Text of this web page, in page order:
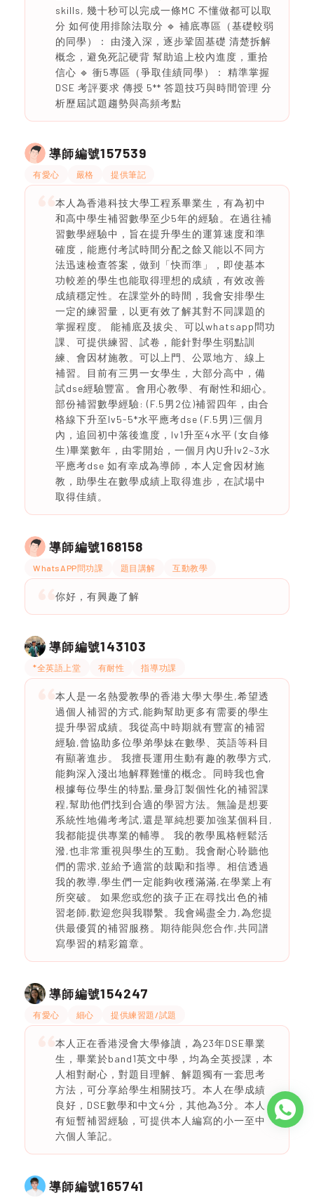
skills, 幾十秒可以完成一條MC 不懂做都可以取
分 如何使用排除法取分 🔹 補底專區（基礎較弱
的同學）： 由淺入深，逐步鞏固基礎 清楚拆解
概念，避免死記硬背 幫助追上校內進度，重拾
信心 🔹 衝5專區（爭取佳績同學）： 精準掌握
DSE 考評要求 傳授 5** 答題技巧與時間管理 分
析歷屆試題趨勢與高頻考點
導師編號157539
有愛心 嚴格 提供筆記
本人為香港科技大學工程系畢業生，有為初中
和高中學生補習數學至少5年的經驗。在過往補
習數學經驗中，旨在提升學生的運算速度和準
確度，能應付考試時間分配之餘又能以不同方
法迅速檢查答案，做到「快而準」，即使基本
功較差的學生也能取得理想的成績，有效改善
成績穩定性。在課堂外的時間，我會安排學生
一定的練習量，以更有效了解其對不同課題的
掌握程度。 能補底及拔尖、可以whatsapp問功
課、可提供練習、試卷，能針對學生弱點訓
練、會因材施教。可以上門、公眾地方、線上
補習。目前有三男一女學生，大部分高中，備
試dse經驗豐富。會用心教學、有耐性和細心。
部份補習數學經驗: (F.5男2位)補習四年，由合
格線下升至lv5-5*水平應考dse (F.5男)三個月
內，追回初中落後進度，lv1升至4水平 (女自修
生)畢業數年，由零開始，一個月內U升lv2~3水
平應考dse 如有幸成為導師，本人定會因材施
教，助學生在數學成績上取得進步，在試場中
取得佳績。
導師編號168158
WhatsAPP問功課 題目講解 互動教學
你好，有興趣了解
導師編號143103
*全英語上堂 有耐性 指導功課
本人是一名熱愛教學的香港大學大學生,希望透
過個人補習的方式,能夠幫助更多有需要的學生
提升學習成績。我從高中時期就有豐富的補習
經驗,曾協助多位學弟學妹在數學、英語等科目
有顯著進步。 我擅長運用生動有趣的教學方式,
能夠深入淺出地解釋難懂的概念。同時我也會
根據每位學生的特點,量身訂製個性化的補習課
程,幫助他們找到合適的學習方法。無論是想要
系統性地備考考試,還是單純想要加強某個科目,
我都能提供專業的輔導。 我的教學風格輕鬆活
潑,也非常重視與學生的互動。我會耐心聆聽他
們的需求,並給予適當的鼓勵和指導。相信透過
我的教導,學生們一定能夠收穫滿滿,在學業上有
所突破。 如果您或您的孩子正在尋找出色的補
習老師,歡迎您與我聯繫。我會竭盡全力,為您提
供最優質的補習服務。期待能與您合作,共同譜
寫學習的精彩篇章。
導師編號154247
有愛心 細心 提供練習題/試題
本人正在香港浸會大學修讀，為23年DSE畢業
生，畢業於band1英文中學，均為全英授課，本
人相對耐心，對題目理解、解題獨有一套思考
方法，可分享給學生相關技巧。本人在學成績
良好，DSE數學和中文4分，其他為3分。本人
有短暫補習經驗，可提供本人編寫的小一至中
六個人筆記。
導師編號165741